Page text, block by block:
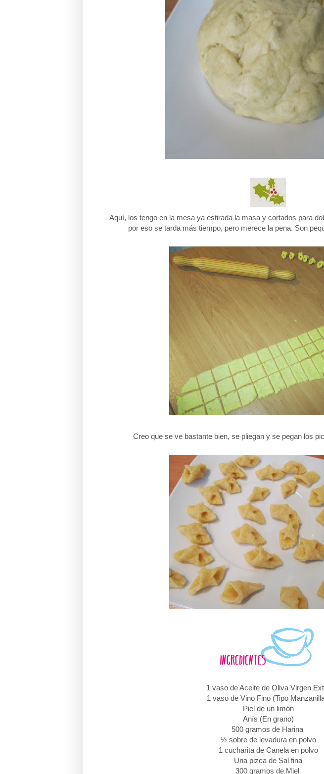
Aquí, los tengo en la mesa ya estirada la masa y cortados para
por eso se tarda más tiempo, pero merece la pena. Son
Creo que se ve bastante bien, se pliegan y se pegan los
1 vaso de Aceite de Oliva Virgen
1 vaso de Vino Fino (Tipo
Piel de un limón
Anís (En grano)
500 gramos de Harina
½ sobre de levadura en polvo
1 cucharita de Canela en polvo
Una pizca de Sal fina
300 gramos de Miel